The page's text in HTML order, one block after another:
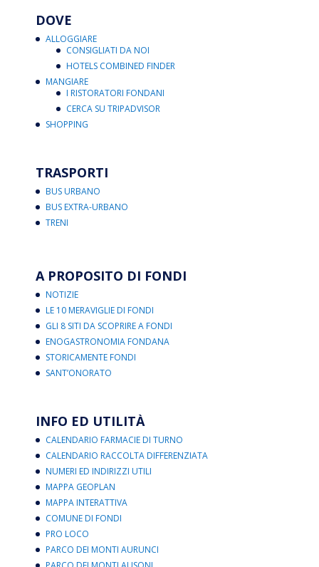
DOVE
ALLOGGIARE
CONSIGLIATI DA NOI
HOTELS COMBINED FINDER
MANGIARE
I RISTORATORI FONDANI
CERCA SU TRIPADVISOR
SHOPPING
TRASPORTI
BUS URBANO
BUS EXTRA-URBANO
TRENI
A PROPOSITO DI FONDI
NOTIZIE
LE 10 MERAVIGLIE DI FONDI
GLI 8 SITI DA SCOPRIRE A FONDI
ENOGASTRONOMIA FONDANA
STORICAMENTE FONDI
SANT’ONORATO
INFO ED UTILITÀ
CALENDARIO FARMACIE DI TURNO
CALENDARIO RACCOLTA DIFFERENZIATA
NUMERI ED INDIRIZZI UTILI
MAPPA GEOPLAN
MAPPA INTERATTIVA
COMUNE DI FONDI
PRO LOCO
PARCO DEI MONTI AURUNCI